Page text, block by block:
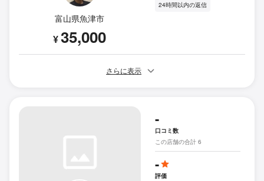
富山県魚津市
¥35,000
24時間以内の返信
さらに表示
-
口コミ数
この店舗の合計 6
-
評価